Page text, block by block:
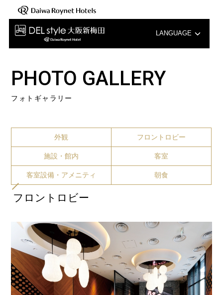
LANGUAGE
中文（簡体字）
PHOTO GALLERY
フォトギャラリー
外観 フロントロビー
施設・館内 客室
客室設備・アメニティ 朝食
フロントロビー